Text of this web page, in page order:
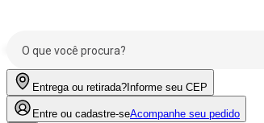
Entrega ou retirada? Informe seu CEP
Entre ou cadastre-seAcompanhe seu pedido